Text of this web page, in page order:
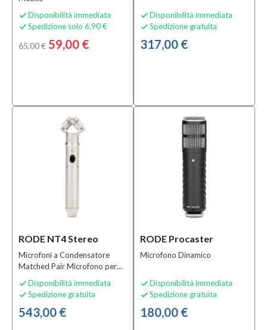
Gaming
(1)
MOSTRA
Microfoniche
da Tavolo (2)
MOSTRA
TUTTI
Condizione
 Disponibilità immediata
 Spedizione solo 6,90 €
65,00 € 59,00 €
 Disponibilità immediata
 Spedizione gratuita
317,00 €
RODE NT4 Stereo
Microfoni a Condensatore
Matched Pair Microfono per
Ambientali
 Disponibilità immediata
 Spedizione gratuita
543,00 €
RODE Procaster
Microfono Dinamico
 Disponibilità immediata
 Spedizione gratuita
180,00 €